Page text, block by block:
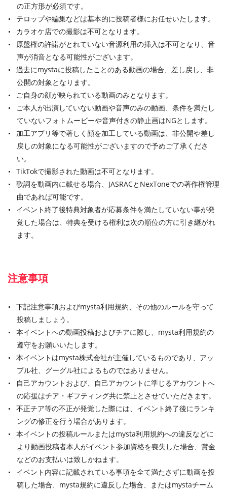
の正方形が必須です。
テロップや編集などは基本的に投稿者様にお任せいたします。
カラオケ店での撮影は不可となります。
原盤権の許諾がとれていない音源利用の挿入は不可となり、音
声が消音となる可能性がございます。
過去にmystaに投稿したことのある動画の場合、差し戻し、非
公開の対象となります。
ご自身の顔が映られている動画のみとなります。
ご本人が出演していない動画や音声のみの動画、条件を満たし
ていないフォトムービーや音声付きの静止画はNGとします。
加工アプリ等で著しく顔を加工している動画は、非公開や差し
戻しの対象になる可能性がございますので予めご了承くださ
い。
TikTokで撮影された動画は不可となります。
歌詞を動画内に載せる場合、JASRACとNexToneでの著作権管理
曲であれば可能です。
イベント終了後特典対象者が応募条件を満たしていない事が発
覚した場合は、特典を受ける権利は次の順位の方に引き継がれ
ます。
注意事項
下記注意事項およびmysta利用規約、その他のルールを守って
投稿しましょう。
本イベントへの動画投稿およびチアに際し、mysta利用規約の
遵守をお願いいたします。
本イベントはmysta株式会社が主催しているものであり、アッ
プル社、グーグル社によるものではありません。
自己アカウントおよび、自己アカウントに準じるアカウントへ
の応援はチア・ギフティング共に禁止とさせていただきます。
不正チア等の不正が発覚した際には、イベント終了後にランキ
ングの修正を行う場合があります。
本イベントの投稿ルールまたはmysta利用規約への違反などに
より動画投稿者本人がイベント参加資格を喪失した場合、賞金
などのお支払いは致しかねます。
イベント内容に記載されている事項を全て満たさずに動画を投
稿した場合、mysta規約に違反した場合、またはmystaチーム